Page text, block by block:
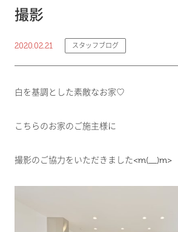
撮影
2020.02.21 スタッフブログ
白を基調とした素敵なお家♡
こちらのお家のご施主様に
撮影のご協力をいただきました<m(__)m>